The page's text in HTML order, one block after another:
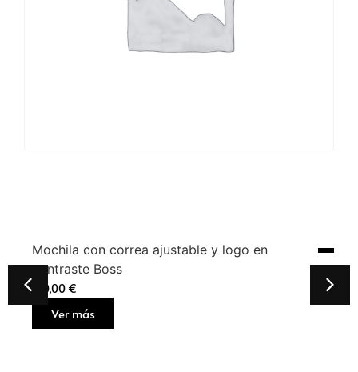
Mochila con correa ajustable y logo en
contraste Boss
160,00 €
Ver más